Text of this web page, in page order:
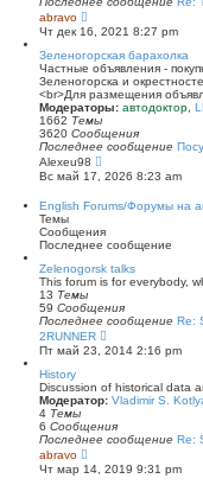
с
о
о
щ
е
н
и
ю
с
л
е
д
н
е
м
у
о
щ
н
abravo
е
р
е
й
т
и
к
п
о
с
л
е
д
е
у
с
о
б
щ
е
н
и
ю
Чт дек 16, 2021 8:27 pm
Зеленогорская барахолка
Частные объявления -
Зеленогорска и
<br>Для размещения
Модераторы: автодоктор
1662 Темы
3620 Сообщения
Последнее сообщение
Alexeu98
е
р
й
и
к
п
о
с
е
д
н
е
с
о
б
щ
н
Вс май 17, 2026 8:23 am
English Forums/Форумы на
Темы
Сообщения
Последнее сообщение
Zelenogorsk talks
This forum is for everybody,
13 Темы
59 Сообщения
Последнее сообщение Re:
2RUNNER
е
р
й
т
к
п
с
л
Пт май 23, 2014 2:16 pm
History
Discussion of historical data
Модератор: Vladimir S.
4 Темы
6 Сообщения
Последнее сообщение Re:
abravo
е
р
Чт мар 14, 2019 9:31 pm